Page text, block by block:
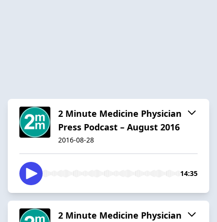
2 Minute Medicine Physician
Press Podcast – August 2016
2016-08-28
14:35
2 Minute Medicine Physician